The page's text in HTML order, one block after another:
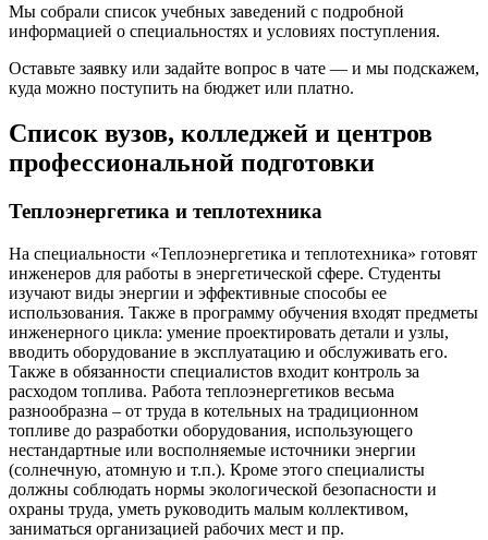
Мы собрали список учебных заведений с подробной
информацией о специальностях и условиях поступления.
Оставьте заявку или задайте вопрос в чате — и мы подскажем,
куда можно поступить на бюджет или платно.
Список вузов, колледжей и центров
профессиональной подготовки
Теплоэнергетика и теплотехника
На специальности «Теплоэнергетика и теплотехника» готовят
инженеров для работы в энергетической сфере. Студенты
изучают виды энергии и эффективные способы ее
использования. Также в программу обучения входят предметы
инженерного цикла: умение проектировать детали и узлы,
вводить оборудование в эксплуатацию и обслуживать его.
Также в обязанности специалистов входит контроль за
расходом топлива. Работа теплоэнергетиков весьма
разнообразна – от труда в котельных на традиционном
топливе до разработки оборудования, использующего
нестандартные или восполняемые источники энергии
(солнечную, атомную и т.п.). Кроме этого специалисты
должны соблюдать нормы экологической безопасности и
охраны труда, уметь руководить малым коллективом,
заниматься организацией рабочих мест и пр.